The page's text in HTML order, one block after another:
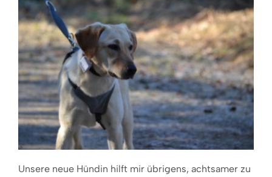
Unsere neue Hündin hilft mir übrigens, achtsamer zu